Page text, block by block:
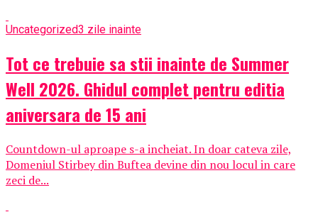
Uncategorized3 zile inainte
Tot ce trebuie sa stii inainte de Summer
Well 2026. Ghidul complet pentru editia
aniversara de 15 ani
Countdown-ul aproape s-a incheiat. In doar cateva zile,
Domeniul Stirbey din Buftea devine din nou locul in care
zeci de...